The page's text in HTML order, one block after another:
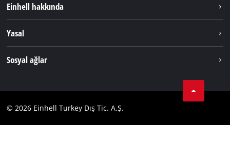
Hizmetler
Einhell hakkında
Yasal
Uyumluluk
Sosyal ağlar
YouТube
© 2026 Einhell Turkey Dış Tic. A.Ş.